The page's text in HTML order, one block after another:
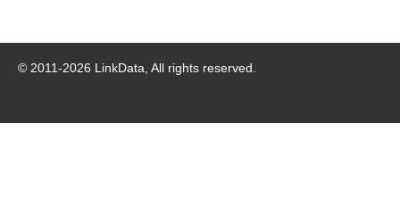
© 2011-2026 LinkData, All rights reserved.